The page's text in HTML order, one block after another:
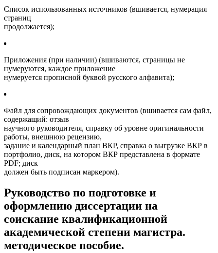
Список использованных источников (вшивается, нумерация
страниц
продолжается);
Приложения (при наличии) (вшиваются, страницы не
нумеруются, каждое приложение
нумеруется прописной буквой русского алфавита);
Файл для сопровождающих документов (вшивается сам файл,
содержащий: отзыв
научного руководителя, справку об уровне оригинальности
работы, внешнюю рецензию,
задание и календарный план ВКР, справка о выгрузке ВКР в
портфолио, диск, на котором ВКР представлена в формате
PDF; диск
должен быть подписан маркером).
Руководство по подготовке и
оформлению диссертации на
соискание квалификационной
академической степени магистра.
методическое пособие.